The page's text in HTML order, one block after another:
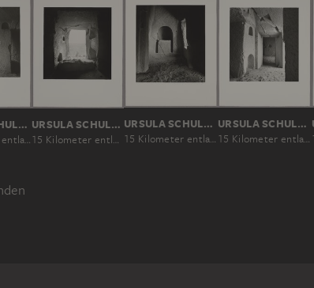
URSULA SCHULZ-DORNBURG
15 Kilometer entlang der georgisch-aserbaidschanischen Grenze
URSULA SCHULZ-DORNBURG
15 Kilometer entlang der georgisch-aserbaidschanischen Grenze
URSULA SCHULZ-DORNBURG
15 Kilometer entlang der georgisch-aserbaidschanischen Grenze
URSULA SCHULZ-DORNBURG
15 Kilometer entlang der georgisch-aserbaidschanischen Grenze